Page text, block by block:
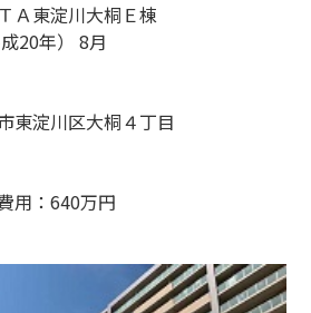
Ａ東淀川大桐Ｅ棟
20年） 8月
東淀川区大桐４丁目
用：640万円